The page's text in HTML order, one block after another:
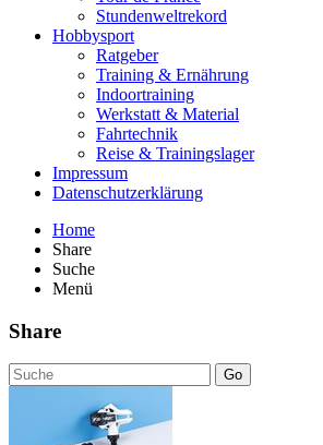
Stundenweltrekord
Hobbysport
Ratgeber
Training & Ernährung
Indoortraining
Werkstatt & Material
Fahrtechnik
Reise & Trainingslager
Impressum
Datenschutzerklärung
Home
Share
Suche
Menü
Share
Go